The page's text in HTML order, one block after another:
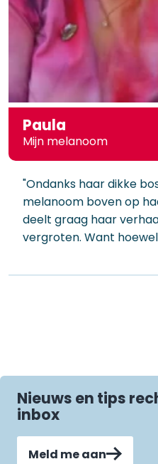
Paula
Mijn melanoom
"Ondanks haar dikke
melanoom boven op
deelt graag haar
vergroten. Want
Nieuws en tips
inbox
Meld me aan